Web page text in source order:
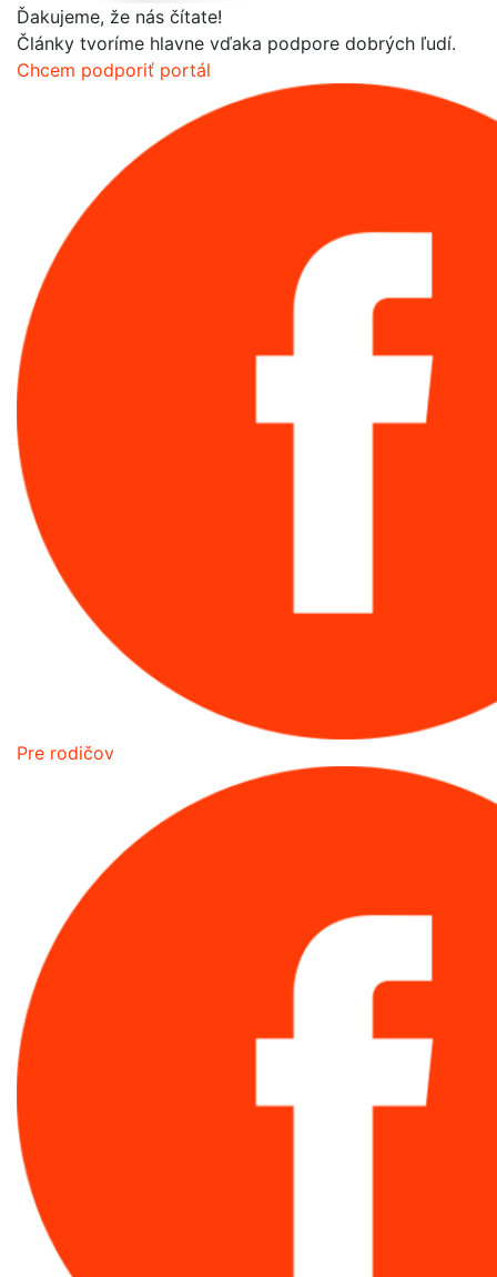
Ďakujeme, že nás čítate!
Články tvoríme hlavne vďaka podpore dobrých ľudí.
Chcem podporiť portál
Pre rodičov